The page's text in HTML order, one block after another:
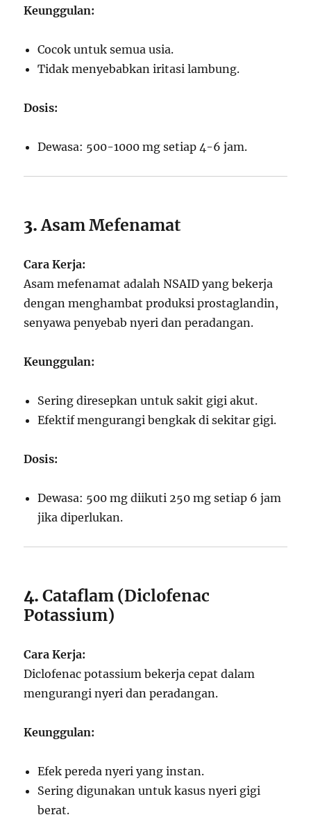
Keunggulan:
Cocok untuk semua usia.
Tidak menyebabkan iritasi lambung.
Dosis:
Dewasa: 500-1000 mg setiap 4-6 jam.
3.Asam Mefenamat
Cara Kerja:
Asam mefenamat adalah NSAID yang bekerja
dengan menghambat produksi prostaglandin,
senyawa penyebab nyeri dan peradangan.
Keunggulan:
Sering diresepkan untuk sakit gigi akut.
Efektif mengurangi bengkak di sekitar gigi.
Dosis:
Dewasa: 500 mg diikuti 250 mg setiap 6 jam
jika diperlukan.
4.Cataflam (Diclofenac
Potassium)
Cara Kerja:
Diclofenac potassium bekerja cepat dalam
mengurangi nyeri dan peradangan.
Keunggulan:
Efek pereda nyeri yang instan.
Sering digunakan untuk kasus nyeri gigi
berat.